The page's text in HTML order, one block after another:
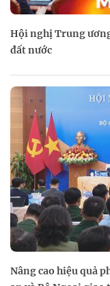
Hội nghị Trung
đất nước
Nâng cao hiệu quả